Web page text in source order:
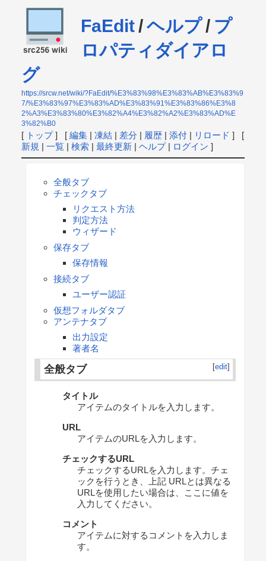
FaEdit/ヘルプ/ プ
ロパティダイアロ
グ
https://srcw.net/wiki/?FaEdit/%E3%83%98%E3%83%AB%E3%83%9
7/%E3%83%97%E3%83%AD%E3%83%91%E3%83%86%E3%8
2%A3%E3%83%80%E3%82%A4%E3%82%A2%E3%83%AD%E
3%82%B0
[ トップ] [ 編集| 凍結| 差分 | 履歴| 添付| リロード ] [
新規 | 一覧| 検索| 最終更新| ヘルプ| ログイン ]
全般タブ
チェックタブ
リクエスト方法
判定方法
ウィザード
保存タブ
保存情報
接続タブ
ユーザー認証
仮想フォルダタブ
アンテナタブ
出力設定
著者名
全般タブ [edit]
タイトル
アイテムのタイトルを入力します。
URL
アイテムのURLを入力します。
チェックするURL
チェックするURLを入力します。チェ
ックを行うとき、上記 URLとは異なる
URLを使用したい場合は、ここに値を
入力してください。
コメント
アイテムに対するコメントを入力しま
す。